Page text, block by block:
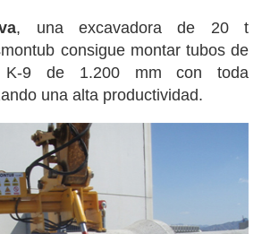
, una excavadora de 20 t
consigue montar tubos de
K-9 de 1.200 mm con toda
una alta productividad.